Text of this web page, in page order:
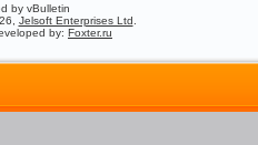
by vBulletin
Jelsoft Enterprises Ltd
by: Foxter.ru